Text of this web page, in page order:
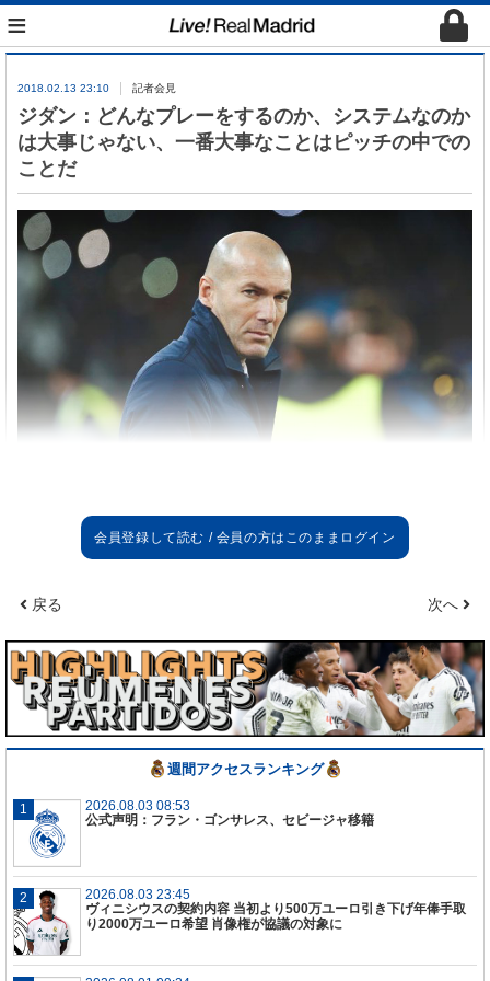
≡
2018.02.13 23:10 記者会見
ジダン：どんなプレーをするのか、システムなのか
は大事じゃない、一番大事なことはピッチの中での
ことだ
メンタル
分、もしくはそれ以上のものだ。ともかくまずは明
力を証明
人々の意見を自分たちは変える事はできない。自分
たちのサッカーをする、それが自分の情熱だし、多
くのことを伝えたい。それ以外のことはコントロー
ルすることは出来ない。明日、自分が証明するもの
は何もない。試合のことだけを考えているし、今自
分の中で一番大事なこと。それは自分のことではな
く、PSG
だし長いライバル意識はある。けど、マドリード対
PSG
だけを考える。凄い試合を見せられることだけ
を考えている。
BBC
戻る 次へ
週間アクセスランキング
2026.08.03 08:53
公式声明：フラン・ゴンサレス、セビージャ移籍
2026.08.03 23:45
ヴィニシウスの契約内容 当初より500万ユーロ引き下げ年俸手取
り2000万ユーロ希望 肖像権が協議の対象に